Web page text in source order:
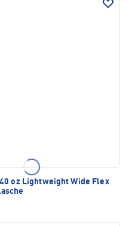
40 oz Lightweight Wide Flex